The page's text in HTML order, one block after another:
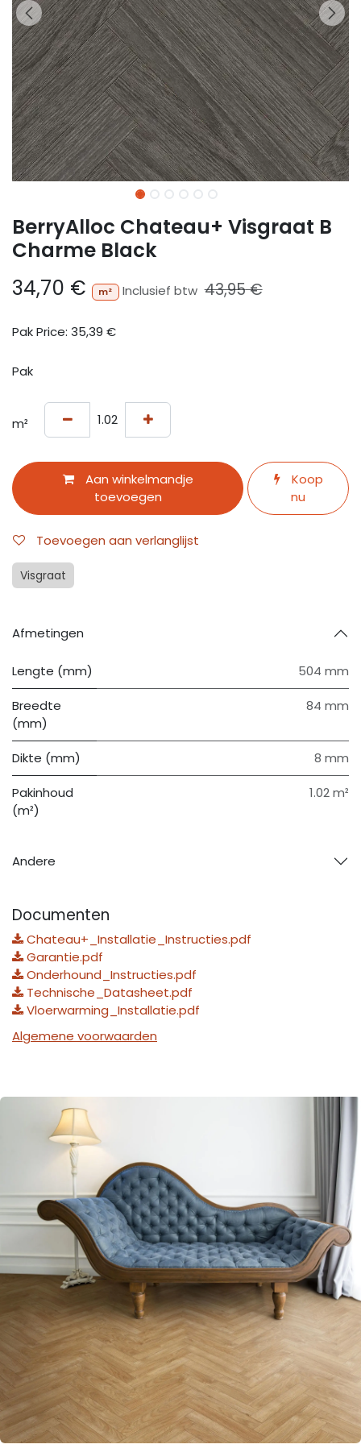
BerryAlloc Chateau+ Visgraat B
Charme Black
34,70 € m² Inclusief btw 43,95€
Pak Price: 35,39 €
Pak
m²
Aan winkelmandje
toevoegen
Koop
nu
Toevoegen aan verlanglijst
Visgraat
Afmetingen
Lengte (mm) 504 mm
Breedte
(mm)
84 mm
Dikte (mm) 8 mm
Pakinhoud
(m²)
1.02 m²
Andere
Documenten
Chateau+_Installatie_Instructies.pdf
Garantie.pdf
Onderhound_Instructies.pdf
Technische_Datasheet.pdf
Vloerwarming_Installatie.pdf
Algemene voorwaarden